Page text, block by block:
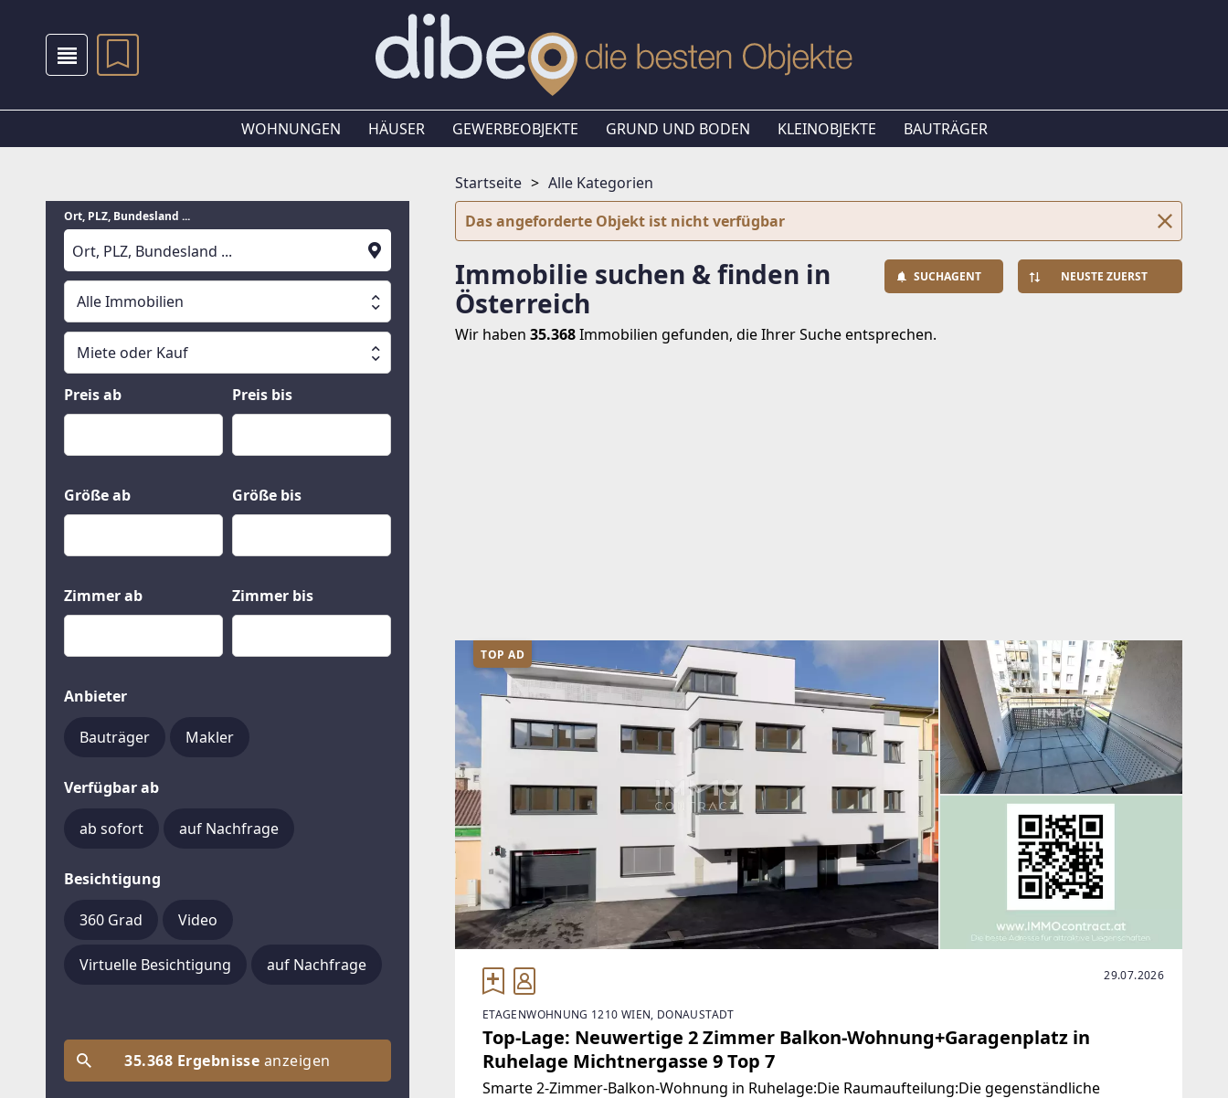
WOHNUNGEN HÄUSER GEWERBEOBJEKTE GRUND UND BODEN KLEINOBJEKTE BAUTRÄGER
Ort, PLZ, Bundesland ...
Suche läuft
Alle Immobilien
Alle Immobilien
Häuser
Grund und Boden
Miete oder Kauf
Miete oder Kauf
Kauf
Preis ab Preis bis
Größe ab Größe bis
Zimmer ab Zimmer bis
Anbieter
Bauträger Makler
Verfügbar ab
ab sofort auf Nachfrage
Besichtigung
360 Grad Video
Virtuelle Besichtigung auf Nachfrage
35.368 Ergebnisse anzeigen
Startseite
Alle Kategorien
Das angeforderte Objekt ist nicht verfügbar
Immobilie suchen & finden in
Österreich
SUCHAGENT NEUSTE ZUERST
Wir haben 35.368Immobilien gefunden, die Ihrer Suche entsprechen.
TOP AD
29.07.2026
ETAGENWOHNUNG 1210 WIEN, DONAUSTADT
Top-Lage: Neuwertige 2 Zimmer Balkon-Wohnung+Garagenplatz in
Ruhelage Michtnergasse 9 Top 7
Smarte 2-Zimmer-Balkon-Wohnung in Ruhelage:Die Raumaufteilung:Die gegenständliche